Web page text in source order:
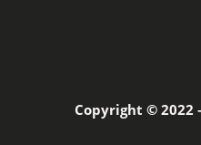
Copyright © 2022